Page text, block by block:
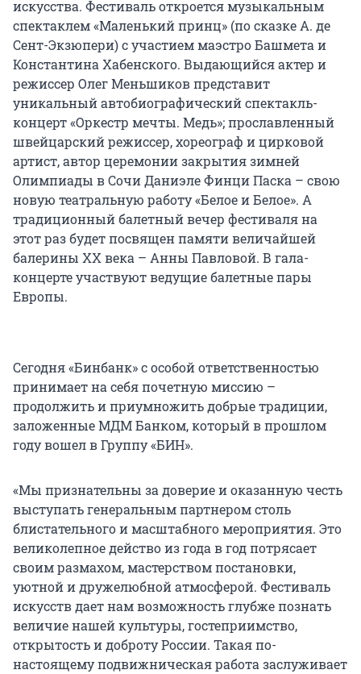
искусства. Фестиваль откроется музыкальным
спектаклем «Маленький принц» (по сказке А. де
Сент-Экзюпери) с участием маэстро Башмета и
Константина Хабенского. Выдающийся актер и
режиссер Олег Меньшиков представит
уникальный автобиографический спектакль-
концерт «Оркестр мечты. Медь»; прославленный
швейцарский режиссер, хореограф и цирковой
артист, автор церемонии закрытия зимней
Олимпиады в Сочи Даниэле Финци Паска – свою
новую театральную работу «Белое и Белое». А
традиционный балетный вечер фестиваля на
этот раз будет посвящен памяти величайшей
балерины ХХ века – Анны Павловой. В гала-
концерте участвуют ведущие балетные пары
Европы.
Сегодня «Бинбанк» с особой ответственностью
принимает на себя почетную миссию –
продолжить и приумножить добрые традиции,
заложенные МДМ Банком, который в прошлом
году вошел в Группу «БИН».
«Мы признательны за доверие и оказанную честь
выступать генеральным партнером столь
блистательного и масштабного мероприятия. Это
великолепное действо из года в год потрясает
своим размахом, мастерством постановки,
уютной и дружелюбной атмосферой. Фестиваль
искусств дает нам возможность глубже познать
величие нашей культуры, гостеприимство,
открытость и доброту России. Такая по-
настоящему подвижническая работа заслуживает